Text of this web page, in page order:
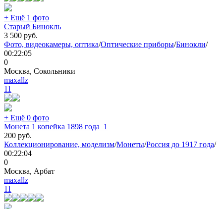
+ Ещё 1 фото
Старый Бинокль
3 500 руб.
Фото, видеокамеры, оптика/Оптические приборы/Бинокли/
00:22:05
0
Москва, Сокольники
maxallz
11
+ Ещё 0 фото
Монета 1 копейка 1898 года_1
200 руб.
Коллекционирование, моделизм/Монеты/Россия до 1917 года/
00:22:04
0
Москва, Арбат
maxallz
11